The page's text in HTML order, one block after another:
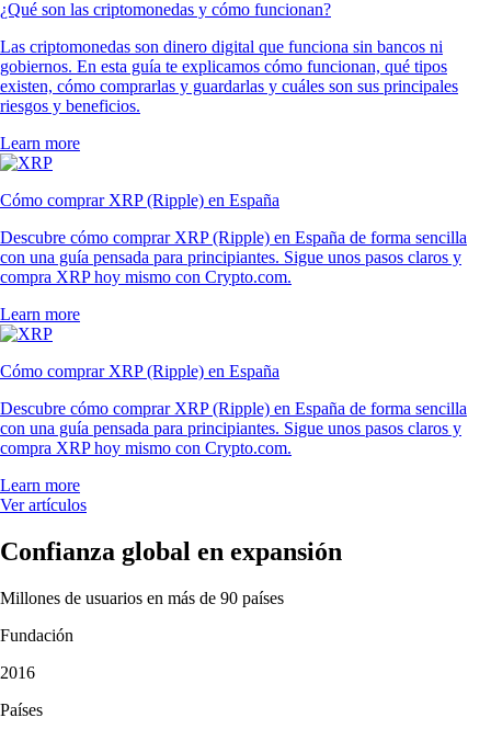
¿Qué son las criptomonedas y cómo funcionan?
Las criptomonedas son dinero digital que funciona sin bancos ni
gobiernos. En esta guía te explicamos cómo funcionan, qué tipos
existen, cómo comprarlas y guardarlas y cuáles son sus principales
riesgos y beneficios.
Learn more
Cómo comprar XRP (Ripple) en España
Descubre cómo comprar XRP (Ripple) en España de forma sencilla
con una guía pensada para principiantes. Sigue unos pasos claros y
compra XRP hoy mismo con Crypto.com.
Learn more
Cómo comprar XRP (Ripple) en España
Descubre cómo comprar XRP (Ripple) en España de forma sencilla
con una guía pensada para principiantes. Sigue unos pasos claros y
compra XRP hoy mismo con Crypto.com.
Learn more
Ver artículos
Confianza global en expansión
Millones de usuarios en más de 90 países
Fundación
2016
Países